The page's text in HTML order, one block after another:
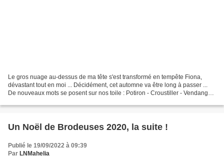
Le gros nuage au-dessus de ma tête s'est transformé en tempête Fiona,
dévastant tout en moi ... Décidément, cet automne va être long à passer ...
De nouveaux mots se posent sur nos toile : Potiron - Croustiller - Vendanges
Un Noël de Brodeuses 2020, la suite !
Publié le 19/09/2022 à 09:39
Par LNMahelia